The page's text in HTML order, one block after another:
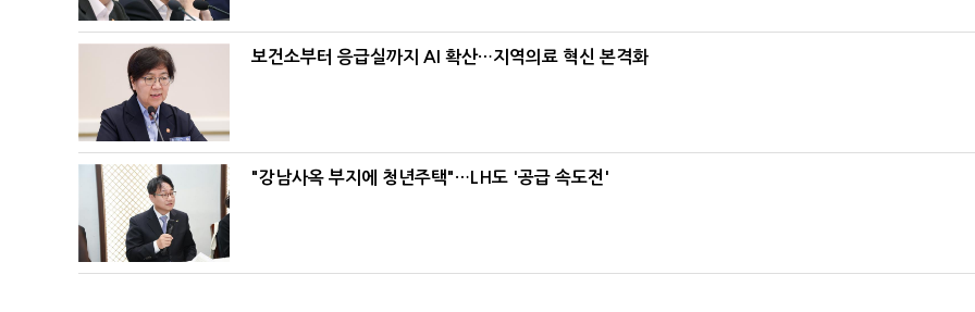
보건소부터 응급실까지 AI 확산…지역의료 혁신 본격화
"강남사옥 부지에 청년주택"…LH도 '공급 속도전'